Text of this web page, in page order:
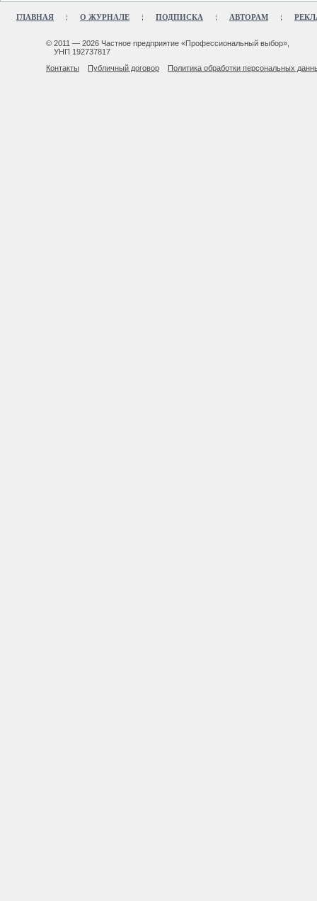
ГЛАВНАЯ О ЖУРНАЛЕ ПОДПИСКА АВТОРАМ
© 2011 — 2026 Частное предприятие «Профессиональный выбор»,
УНП 192737817
Контакты
Публичный договор Политика обработки персональных